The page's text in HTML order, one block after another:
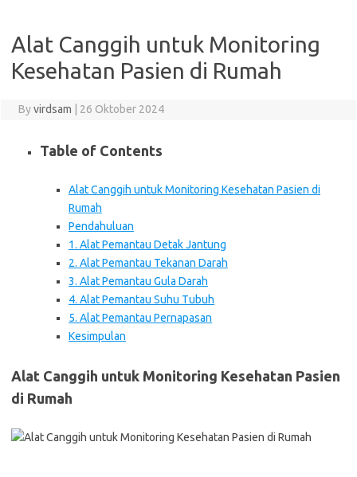
Alat Canggih untuk Monitoring
Kesehatan Pasien di Rumah
Byvirdsam 26 Oktober 2024
Table of Contents
Alat Canggih untuk Monitoring Kesehatan Pasien di
Rumah
Pendahuluan
1. Alat Pemantau Detak Jantung
2. Alat Pemantau Tekanan Darah
3. Alat Pemantau Gula Darah
4. Alat Pemantau Suhu Tubuh
5. Alat Pemantau Pernapasan
Kesimpulan
Alat Canggih untuk Monitoring Kesehatan Pasien
di Rumah